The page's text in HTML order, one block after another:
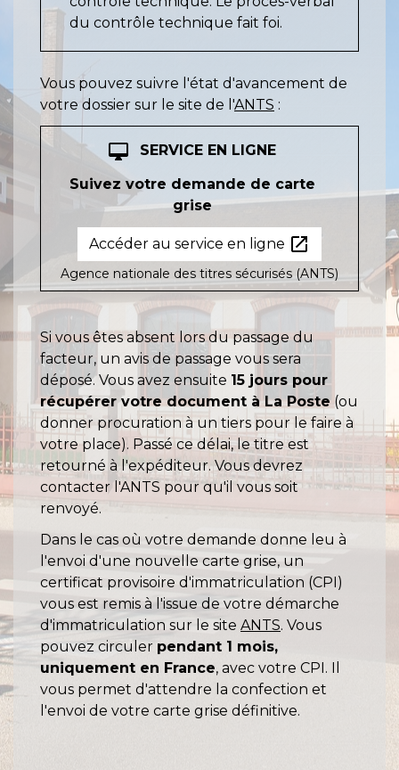
du contrôle technique fait foi.
Vous pouvez suivre l'état d'avancement de
votre dossier sur le site de l'ANTS :
desktop_mac
SERVICE EN LIGNE
Suivez votre demande de carte
grise
Accéder au service en ligne open_in_new
Agence nationale des titres sécurisés (ANTS)
Si vous êtes absent lors du passage du
facteur, un avis de passage vous sera
déposé. Vous avez ensuite 15 jours pour
récupérer votre document à La Poste(ou
donner procuration à un tiers pour le faire à
votre place). Passé ce délai, le titre est
retourné à l'expéditeur. Vous devrez
contacter l'ANTS pour qu'il vous soit
renvoyé.
Dans le cas où votre demande donne leu à
l'envoi d'une nouvelle carte grise, un
certificat provisoire d'immatriculation (CPI)
vous est remis à l'issue de votre démarche
d'immatriculation sur le site ANTS. Vous
pouvez circuler pendant 1 mois,
uniquement en France, avec votre CPI. Il
vous permet d'attendre la confection et
l'envoi de votre carte grise définitive.